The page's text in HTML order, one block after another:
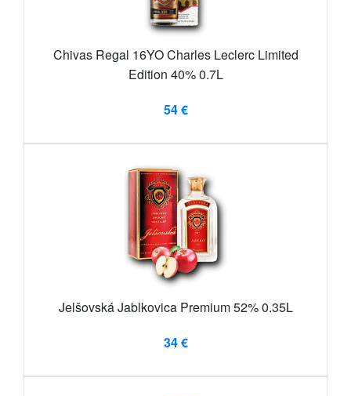
Chivas Regal 16YO Charles Leclerc Limited
Edition 40% 0.7L
54 €
Jelšovská Jablkovica Premium 52% 0.35L
34 €